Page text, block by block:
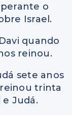
o
Israel.
Davi quando
reinou.
sete anos
trinta
Judá.